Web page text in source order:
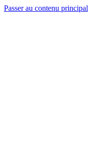
Passer au contenu principal